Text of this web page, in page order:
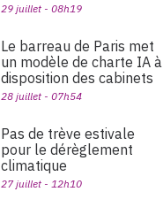
29 juillet - 08h19
Le barreau de Paris met
un modèle de charte IA à
disposition des cabinets
28 juillet - 07h54
Pas de trève estivale
pour le dérèglement
climatique
27 juillet - 12h10